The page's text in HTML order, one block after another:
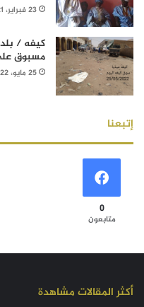
23 فبراير، 2021
كيفه /
مسبوق
25 مايو، 2022
إتبعنا
0
متابعون
أكثر المقالات مشاهدة